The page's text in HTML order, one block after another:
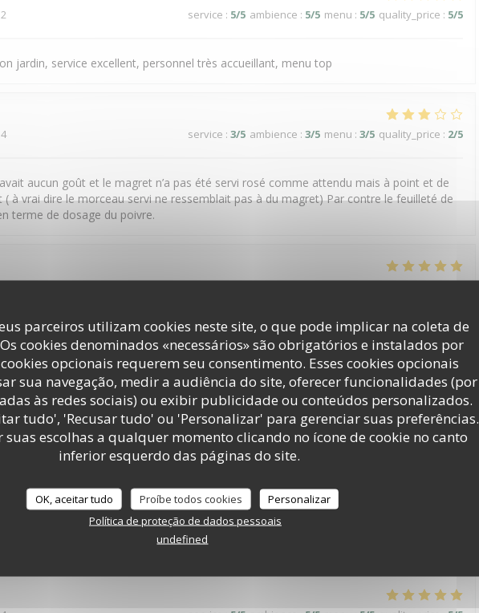
parceiros utilizam cookies neste site, o que pode implicar na coleta de
cookies denominados «necessários» são obrigatórios e instalados por
opcionais requerem seu consentimento. Esses cookies opcionais
sua navegação, medir a audiência do site, oferecer funcionalidades (por
às redes sociais) ou exibir publicidade ou conteúdos personalizados.
tudo', 'Recusar tudo' ou 'Personalizar' para gerenciar suas preferências.
suas escolhas a qualquer momento clicando no ícone de cookie no canto
inferior esquerdo das páginas do site.
OK, aceitar tudo Proíbe todos cookies
Personalizar
Política de proteção de dados pessoais
undefined
service : 5/5 ambience : 5/5 menu : 5/5 quality_price : 5/5
jardin, service excellent, personnel très accueillant, menu top
service : 3/5 ambience : 3/5 menu : 3/5 quality_price : 2/5
aucun goût et le magret n’a pas été servi rosé comme attendu mais à point et de
( à vrai dire le morceau servi ne ressemblait pas à du magret) Par contre le feuilleté de
terme de dosage du poivre.
service:5/5 ambience:5/5 menu:5/5 quality_price:5/5
sympathique. Mets délicieux.
service: 5/5 ambience :5/5 menu:5/5 quality_price:5/5
service